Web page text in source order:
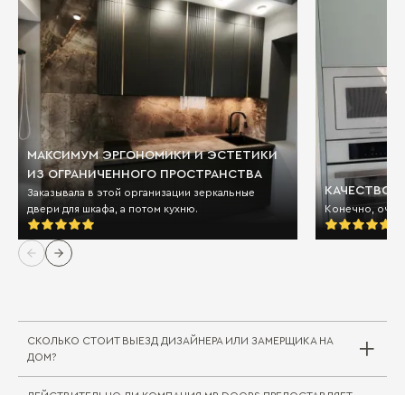
МАКСИМУМ ЭРГОНОМИКИ И ЭСТЕТИКИ
ИЗ ОГРАНИЧЕННОГО ПРОСТРАНСТВА
Заказывала в этой организации зеркальные
двери для шкафа, а потом кухню.
КАЧЕСТВО
Конечно,
СКОЛЬКО СТОИТ ВЫЕЗД ДИЗАЙНЕРА ИЛИ ЗАМЕРЩИКА НА
ДОМ?